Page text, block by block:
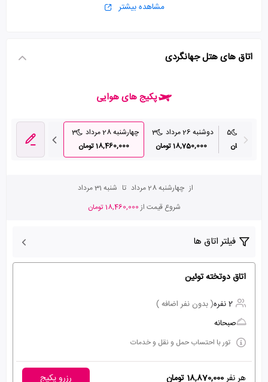
مشاهده بیشتر
اتاق های هتل جهانگردی
پکیج های هوایی
5
دوشنبه 26 مرداد
3
18,750,000 تومان
چهارشنبه 28 مرداد
3
18,460,000 تومان
از چهارشنبه 28 مرداد تا شنبه 31 مرداد
شروع قیمت از18,460,000 تومان
فیلتر اتاق ها
اتاق دوتخته توئین
2 نفره
( بدون نفر اضافه )
صبحانه
تور با احتساب حمل و نقل و خدمات
هر نفر18,870,000 تومان رزرو پکیج